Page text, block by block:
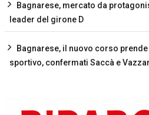
Bagnarese, mercato da
leader del girone D
Bagnarese, il nuovo corso
sportivo, confermati Saccà e